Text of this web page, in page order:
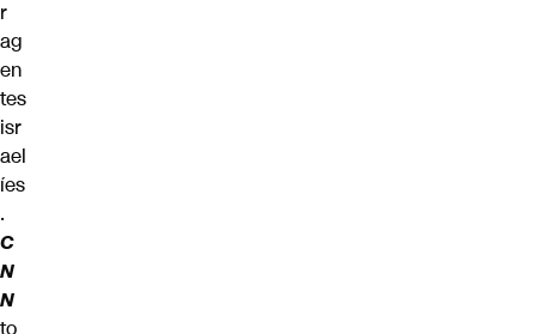
r
ag
en
tes
isr
ael
íes
.
C
N
N
to